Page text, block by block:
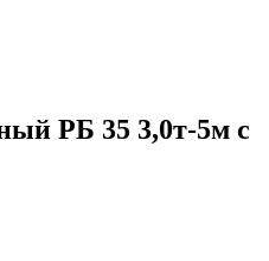
РБ 35 3,0т-5м с